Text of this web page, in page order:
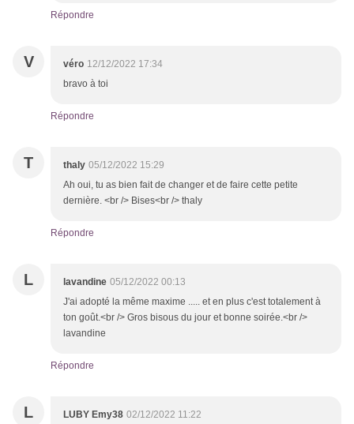
Répondre
V véro 12/12/2022 17:34
bravo à toi
Répondre
T thaly 05/12/2022 15:29
Ah oui, tu as bien fait de changer et de faire cette petite
dernière. <br /> Bises<br /> thaly
Répondre
L lavandine 05/12/2022 00:13
J'ai adopté la même maxime ..... et en plus c'est totalement à
ton goût.<br /> Gros bisous du jour et bonne soirée.<br />
lavandine
Répondre
L LUBY Emy38 02/12/2022 11:22